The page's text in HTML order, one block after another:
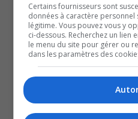
postulerici.
Le 15eGala annuel aura lieu
Centre Rogers, à Ottawa.
Pour en savoir plus à propos
d’Ottawa et sur la
l’édition 2026, veuillez
À lire aussi :
Certains fournisseurs sont
données à caractère
légitime. Vous pouvez vous y
ci-dessous. Recherchez un lien
le menu du site pour gérer ou
dans les paramètres des